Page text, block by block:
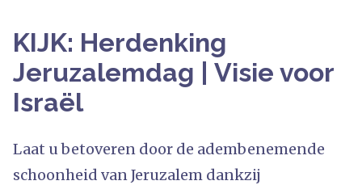
KIJK: Herdenking
Jeruzalemdag | Visie voor
Israël
Laat u betoveren door de adembenemende
schoonheid van Jeruzalem dankzij